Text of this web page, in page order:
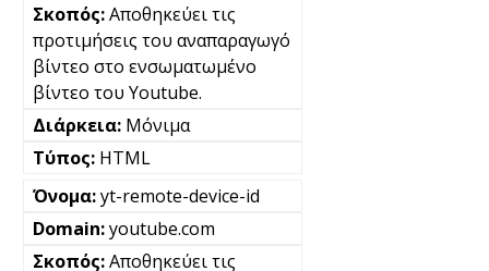
Αποθηκεύει τις
προτιμήσεις του αναπαραγωγό
βίντεο στο ενσωματωμένο
βίντεο του Youtube.
Μόνιμα
HTML
yt-remote-device-id
youtube.com
Αποθηκεύει τις